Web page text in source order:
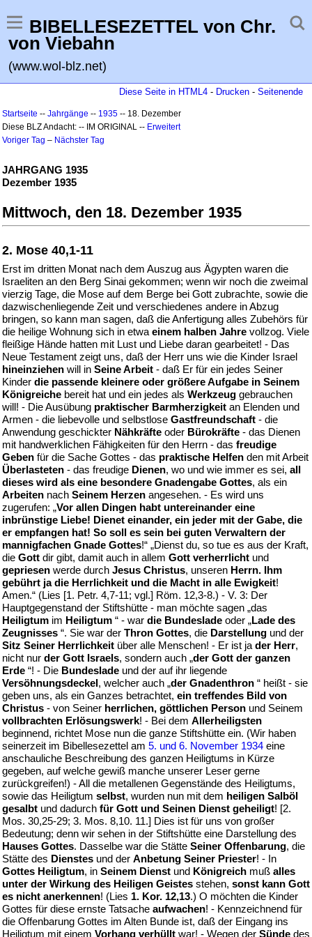
BIBELLESEZETTEL von Chr.
von Viebahn
(www.wol-blz.net)
Diese Seite in HTML4 - Drucken - Seitenende
Startseite -- Jahrgänge -- 1935 -- 18. Dezember
Diese BLZ Andacht: -- IM ORIGINAL -- Erweitert
Voriger Tag – Nächster Tag
JAHRGANG 1935
Dezember 1935
Mittwoch, den 18. Dezember 1935
2. Mose 40,1-11
Erst im dritten Monat nach dem Auszug aus Ägypten waren die
Israeliten an den Berg Sinai gekommen; wenn wir noch die zweimal
vierzig Tage, die Mose auf dem Berge bei Gott zubrachte, sowie die
dazwischenliegende Zeit und verschiedenes andere in Abzug
bringen, so kann man sagen, daß die Anfertigung alles Zubehörs für
die heilige Wohnung sich in etwa einem halben Jahre vollzog. Viele
fleißige Hände hatten mit Lust und Liebe daran gearbeitet! - Das
Neue Testament zeigt uns, daß der Herr uns wie die Kinder Israel
hineinziehen will in Seine Arbeit - daß Er für ein jedes Seiner
Kinder die passende kleinere oder größere Aufgabe in Seinem
Königreiche bereit hat und ein jedes als Werkzeug gebrauchen
will! - Die Ausübung praktischer Barmherzigkeit an Elenden und
Armen - die liebevolle und selbstlose Gastfreundschaft - die
Anwendung geschickter Nähkräfte oder Bürokräfte - das Dienen
mit handwerklichen Fähigkeiten für den Herrn - das freudige
Geben für die Sache Gottes - das praktische Helfen den mit Arbeit
Überlasteten - das freudige Dienen, wo und wie immer es sei, all
dieses wird als eine besondere Gnadengabe Gottes, als ein
Arbeiten nach Seinem Herzen angesehen. - Es wird uns
zugerufen: „Vor allen Dingen habt untereinander eine
inbrünstige Liebe! Dienet einander, ein jeder mit der Gabe, die
er empfangen hat! So soll es sein bei guten Verwaltern der
mannigfachen Gnade Gottes!“ „Dienst du, so tue es aus der Kraft,
die Gott dir gibt, damit auch in allem Gott verherrlicht und
gepriesen werde durch Jesus Christus, unseren Herrn. Ihm
gebührt ja die Herrlichkeit und die Macht in alle Ewigkeit!
Amen.“ (Lies [1. Petr. 4,7-11; vgl.] Röm. 12,3-8.) - V. 3: Der
Hauptgegenstand der Stiftshütte - man möchte sagen „das
Heiligtum im Heiligtum “ - war die Bundeslade oder „Lade des
Zeugnisses “. Sie war der Thron Gottes, die Darstellung und der
Sitz Seiner Herrlichkeit über alle Menschen! - Er ist ja der Herr,
nicht nur der Gott Israels, sondern auch „der Gott der ganzen
Erde “! - Die Bundeslade und der auf ihr liegende
Versöhnungsdeckel, welcher auch „der Gnadenthron “ heißt - sie
geben uns, als ein Ganzes betrachtet, ein treffendes Bild von
Christus - von Seiner herrlichen, göttlichen Person und Seinem
vollbrachten Erlösungswerk! - Bei dem Allerheiligsten
beginnend, richtet Mose nun die ganze Stiftshütte ein. (Wir haben
seinerzeit im Bibellesezettel am 5. und 6. November 1934 eine
anschauliche Beschreibung des ganzen Heiligtums in Kürze
gegeben, auf welche gewiß manche unserer Leser gerne
zurückgreifen!) - All die metallenen Gegenstände des Heiligtums,
sowie das Heiligtum selbst, wurden nun mit dem heiligen Salböl
gesalbt und dadurch für Gott und Seinen Dienst geheiligt! [2.
Mos. 30,25-29; 3. Mos. 8,10. 11.] Dies ist für uns von großer
Bedeutung; denn wir sehen in der Stiftshütte eine Darstellung des
Hauses Gottes. Dasselbe war die Stätte Seiner Offenbarung, die
Stätte des Dienstes und der Anbetung Seiner Priester! - In
Gottes Heiligtum, in Seinem Dienst und Königreich muß alles
unter der Wirkung des Heiligen Geistes stehen, sonst kann Gott
es nicht anerkennen! (Lies 1. Kor. 12,13.) O möchten die Kinder
Gottes für diese ernste Tatsache aufwachen! - Kennzeichnend für
die Offenbarung Gottes im Alten Bunde ist, daß der Eingang ins
Heiligtum mit einem Vorhang verhüllt war! - Wegen der Sünde des